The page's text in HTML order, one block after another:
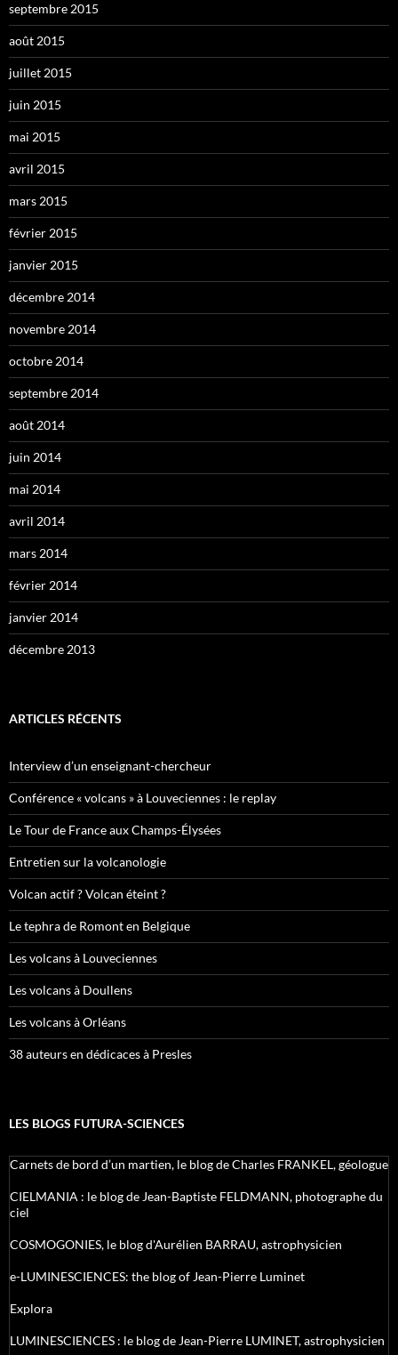
septembre 2015
août 2015
juillet 2015
juin 2015
mai 2015
avril 2015
mars 2015
février 2015
janvier 2015
décembre 2014
novembre 2014
octobre 2014
septembre 2014
août 2014
juin 2014
mai 2014
avril 2014
mars 2014
février 2014
janvier 2014
décembre 2013
ARTICLES RÉCENTS
Interview d’un enseignant-chercheur
Conférence « volcans » à Louveciennes : le replay
Le Tour de France aux Champs-Élysées
Entretien sur la volcanologie
Volcan actif ? Volcan éteint ?
Le tephra de Romont en Belgique
Les volcans à Louveciennes
Les volcans à Doullens
Les volcans à Orléans
38 auteurs en dédicaces à Presles
LES BLOGS FUTURA-SCIENCES
Carnets de bord d’un martien, le blog de Charles FRANKEL, géologue
CIELMANIA : le blog de Jean-Baptiste FELDMANN, photographe du
ciel
COSMOGONIES, le blog d'Aurélien BARRAU, astrophysicien
e-LUMINESCIENCES: the blog of Jean-Pierre Luminet
Explora
LUMINESCIENCES : le blog de Jean-Pierre LUMINET, astrophysicien